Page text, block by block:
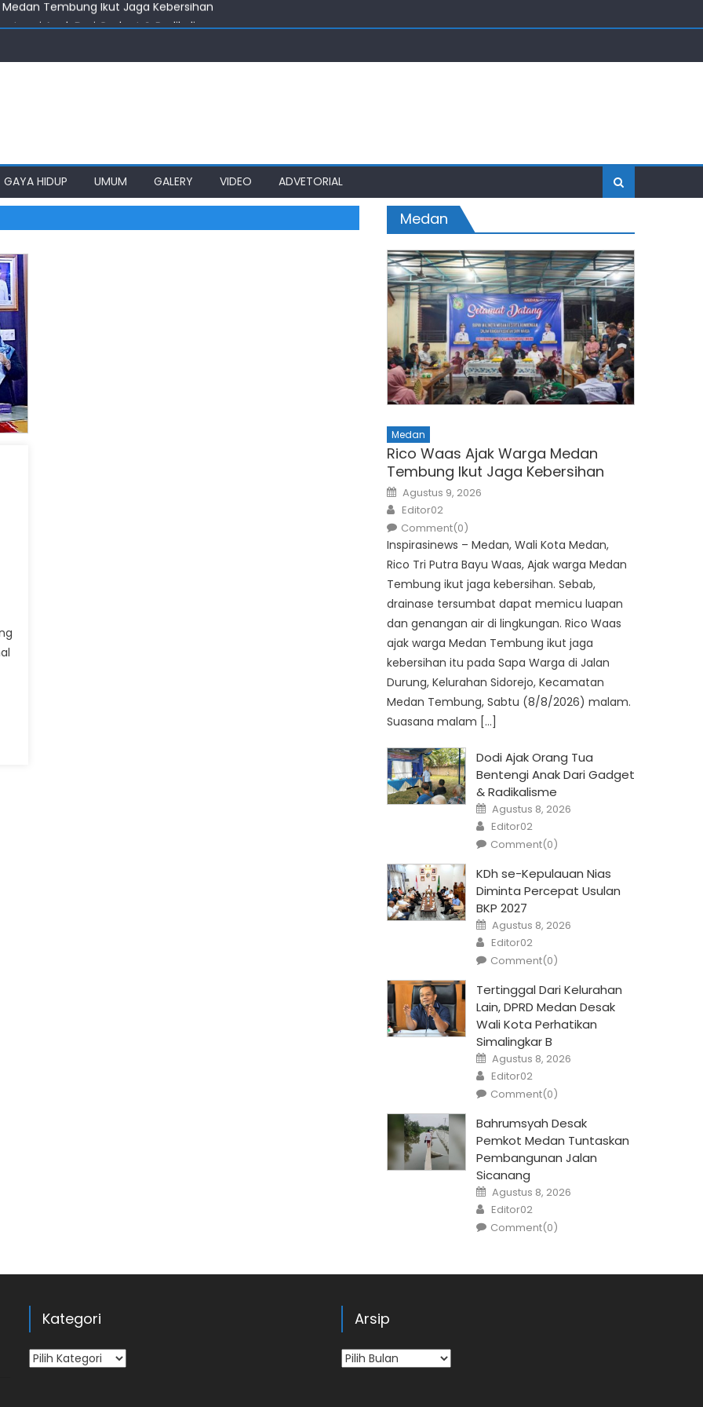
Anak Dari Gadget & Radikalisme
Lain, DPRD Medan Desak Wali Kota Perhatikan Simalingkar B
GAYA HIDUP UMUM GALERY VIDEO ADVETORIAL
Medan
Medan
Rico Waas Ajak Warga Medan
Tembung Ikut Jaga Kebersihan
Posted
on
Agustus 9, 2026
Author
Editor02
Comment(0)
Inspirasinews – Medan, Wali Kota Medan,
Rico Tri Putra Bayu Waas, Ajak warga Medan
Tembung ikut jaga kebersihan. Sebab,
drainase tersumbat dapat memicu luapan
dan genangan air di lingkungan. Rico Waas
ajak warga Medan Tembung ikut jaga
kebersihan itu pada Sapa Warga di Jalan
Durung, Kelurahan Sidorejo, Kecamatan
Medan Tembung, Sabtu (8/8/2026) malam.
Suasana malam […]
Dodi Ajak Orang Tua
Bentengi Anak Dari Gadget
& Radikalisme
Posted
on
Agustus 8, 2026
Author
Editor02
Comment(0)
KDh se-Kepulauan Nias
Diminta Percepat Usulan
BKP 2027
Posted
on
Agustus 8, 2026
Author
Editor02
Comment(0)
Tertinggal Dari Kelurahan
Lain, DPRD Medan Desak
Wali Kota Perhatikan
Simalingkar B
Posted
on
Agustus 8, 2026
Author
Editor02
Comment(0)
Bahrumsyah Desak
Pemkot Medan Tuntaskan
Pembangunan Jalan
Sicanang
Posted
on
Agustus 8, 2026
Author
Editor02
Comment(0)
Kategori
Kategori
Arsip
Arsip